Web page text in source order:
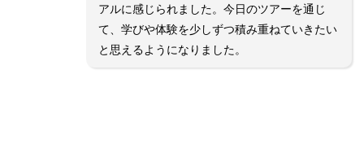
アルに感じられました。今日のツアーを通じ
て、学びや体験を少しずつ積み重ねていきたい
と思えるようになりました。